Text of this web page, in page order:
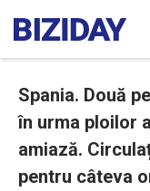
Spania. Două
în urma ploilor
amiază.
pentru câteva